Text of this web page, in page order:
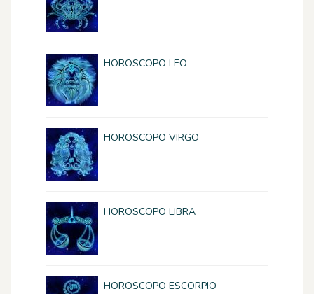
HOROSCOPO LEO
HOROSCOPO VIRGO
HOROSCOPO LIBRA
HOROSCOPO ESCORPIO